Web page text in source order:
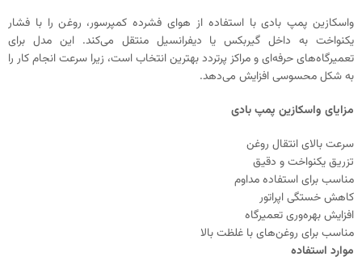
واسکازین پمپ بادی با استفاده از هوای فشرده کمپرسور، روغن را با فشار
یکنواخت به داخل گیربکس یا دیفرانسیل منتقل می‌کند. این مدل برای
تعمیرگاه‌های حرفه‌ای و مراکز پرتردد بهترین انتخاب است، زیرا سرعت انجام کار را
به شکل محسوسی افزایش می‌دهد.
مزایای واسکازین پمپ بادی
سرعت بالای انتقال روغن
تزریق یکنواخت و دقیق
مناسب برای استفاده مداوم
کاهش خستگی اپراتور
افزایش بهره‌وری تعمیرگاه
مناسب برای روغن‌های با غلظت بالا
موارد استفاده